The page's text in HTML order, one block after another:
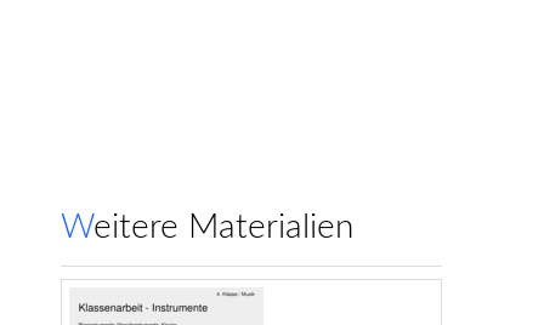
Weitere Materialien